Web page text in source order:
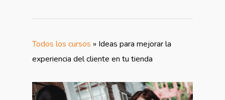
Todos los cursos » Ideas para mejorar la
experiencia del cliente en tu tienda